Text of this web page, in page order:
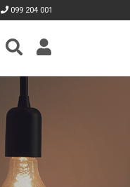
099 204 001